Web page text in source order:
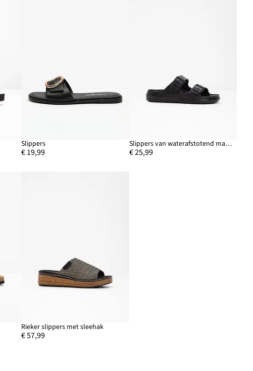
Slippers
€ 19,99
Slippers van waterafstotend materiaal
€ 25,99
Rieker slippers met sleehak
€ 57,99